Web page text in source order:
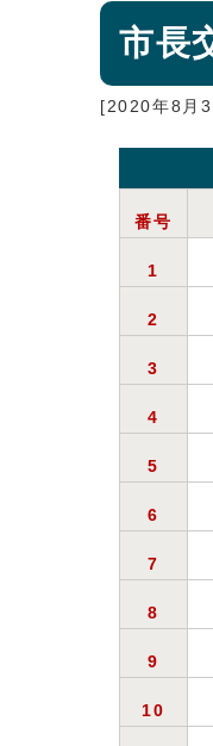
市長
[2020年8月3
番号
1
2
3
4
5
6
7
8
9
10